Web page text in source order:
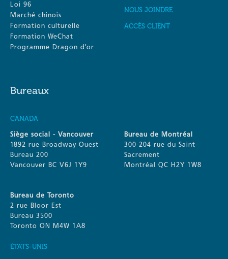
Loi 96
Marché chinois
Formation culturelle
Formation WeChat
Programme Dragon d’or
NOUS JOINDRE
ACCÈS CLIENT
Bureaux
CANADA
Siège social - Vancouver
1892 rue Broadway Ouest
Bureau 200
Vancouver BC V6J 1Y9
Bureau de Montréal
300-204 rue du Saint-
Sacrement
Montréal QC H2Y 1W8
Bureau de Toronto
2 rue Bloor Est
Bureau 3500
Toronto ON M4W 1A8
ÉTATS-UNIS